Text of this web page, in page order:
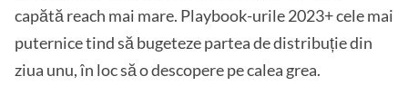
capătă reach mai mare. Playbook-urile 2023+ cele mai
puternice tind să bugeteze partea de distribuție din
ziua unu, în loc să o descopere pe calea grea.